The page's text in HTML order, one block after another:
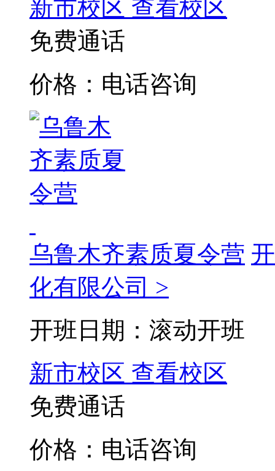
新市校区 查看校区
免费通话
价格：电话咨询
乌鲁木齐素质夏令营
化有限公司 >
开班日期：滚动开班
新市校区 查看校区
免费通话
价格：电话咨询